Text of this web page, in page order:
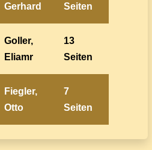
Gerhard
Seiten
Goller,
Eliamr
13
Seiten
Fiegler,
Otto
7
Seiten